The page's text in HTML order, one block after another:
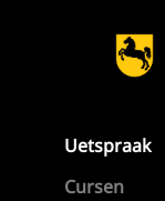
Uetspraak
Cursen